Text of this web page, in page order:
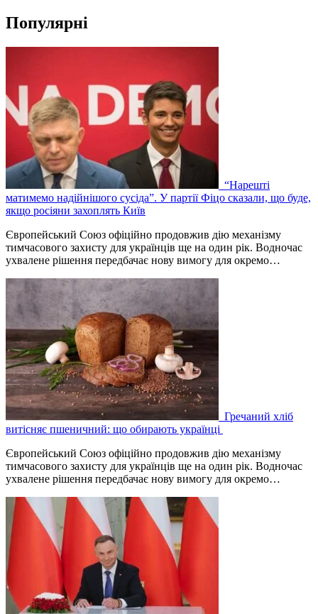
Популярні
“Нарешті
матимемо надійнішого сусіда”. У партії Фіцо сказали, що буде,
якщо росіяни захоплять Київ
Європейський Союз офіційно продовжив дію механізму
тимчасового захисту для українців ще на один рік. Водночас
ухвалене рішення передбачає нову вимогу для окремо…
Гречаний хліб
витісняє пшеничний: що обирають українці
Європейський Союз офіційно продовжив дію механізму
тимчасового захисту для українців ще на один рік. Водночас
ухвалене рішення передбачає нову вимогу для окремо…